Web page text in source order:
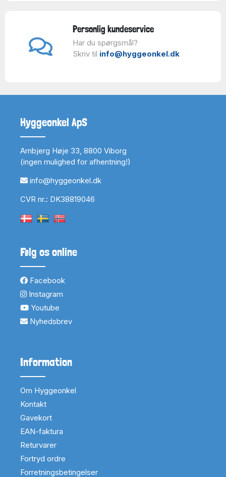
Personlig kundeservice
Har du spørgsmål?
Skriv til info@hyggeonkel.dk
Hyggeonkel ApS
Arnbjerg Høje 33, 8800 Viborg
(ingen mulighed for afhentning!)
info@hyggeonkel.dk
CVR nr.: DK38819046
Følg os online
Facebook
Instagram
Youtube
Nyhedsbrev
Information
Om Hyggeonkel
Kontakt
Gavekort
EAN-faktura
Returvarer
Fortryd ordre
Forretningsbetingelser